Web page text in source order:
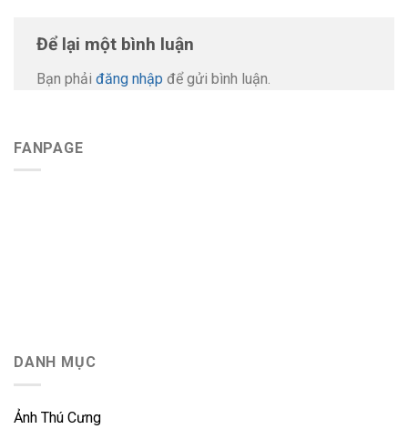
Để lại một bình luận
Bạn phải đăng nhập để gửi bình luận.
FANPAGE
DANH MỤC
Ảnh Thú Cưng